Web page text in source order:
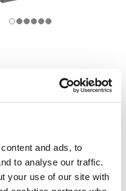
and ads, to
to analyse our traffic.
your use of our site with